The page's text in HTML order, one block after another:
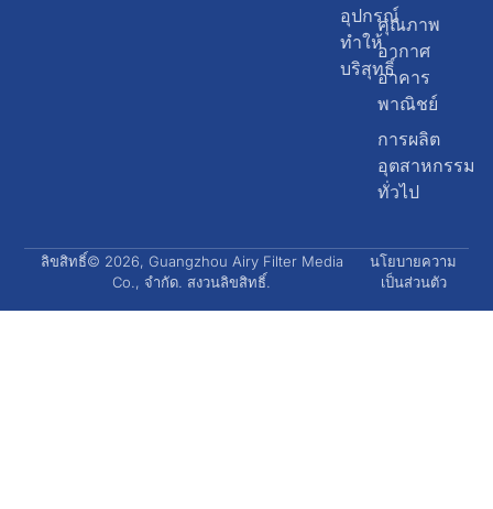
อุปกรณ์
ทำให้
บริสุทธิ์
คุณภาพ
อากาศ
อาคาร
พาณิชย์
การผลิต
อุตสาหกรรม
ทั่วไป
ลิขสิทธิ์© 2026, Guangzhou Airy Filter Media
Co., จำกัด. สงวนลิขสิทธิ์.
นโยบายความ
เป็นส่วนตัว